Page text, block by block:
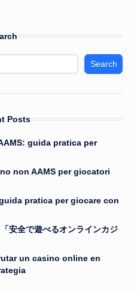
Search
Posts
guida pratica per
non AAMS per giocatori
pratica per giocare con
安全で遊べるオンラインカジ
un casino online en